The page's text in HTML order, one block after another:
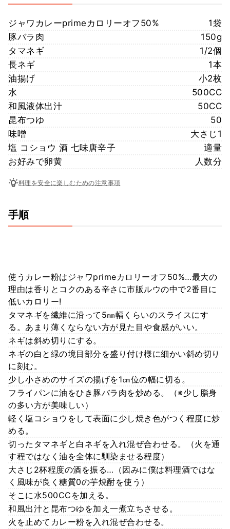
ジャワカレーprimeカロリーオフ50%
1袋
豚バラ肉
150g
タマネギ
1/2個
長ネギ
1本
油揚げ
小2枚
水
500CC
和風液体出汁
50CC
昆布つゆ
50
味噌
大さじ1
塩 コショウ 酒 七味唐辛子
適量
お好みで卵黄
人数分
料理を安全に楽しむための注意事項
手順
使うカレー粉はジャワprimeカロリーオフ50%…最大の
理由は香りとコクのある辛さに市販ルウの中で2番目に
低いカロリー!
タマネギを繊維に沿って5㎜幅くらいのスライスにす
る。あまり薄くならない方が見た目や食感がいい。
ネギは斜め切りにする。
ネギの白と緑の境目部分を盛り付け様に細かい斜め切り
に刻む。
少し小さめのサイズの揚げを1㎝位の幅に切る。
フライパンに油をひき豚バラ肉を炒める。（※少し脂身
の多い方が美味しい）
軽く塩コショウをして表面に少し焼き色がつく程度に炒
める。
切ったタマネギと白ネギを入れ混ぜ合わせる。（火を通
す程ではなく油を全体に馴染ませる程度）
大さじ2杯程度の酒を振る…（因みに僕は料理酒ではな
く風味が良く糖質0の芋焼酎を使う）
そこに水500CCを加える。
和風出汁と昆布つゆを加え一煮立ちさせる。
火を止めてカレー粉を入れ混ぜ合わせる。